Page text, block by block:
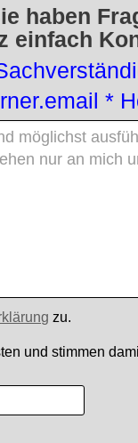
haben
einfach
*
zu.
und stimmen